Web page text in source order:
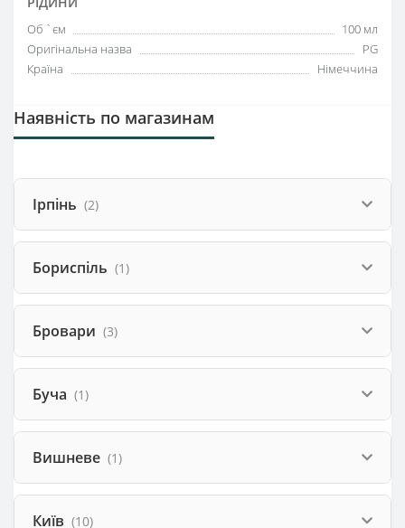
Об `єм
100 мл
Оригінальна назва
PG
Країна
Німеччина
Наявність по магазинам
Ірпінь (2)
Бориспіль (1)
Бровари (3)
Буча (1)
Вишневе (1)
Київ (10)